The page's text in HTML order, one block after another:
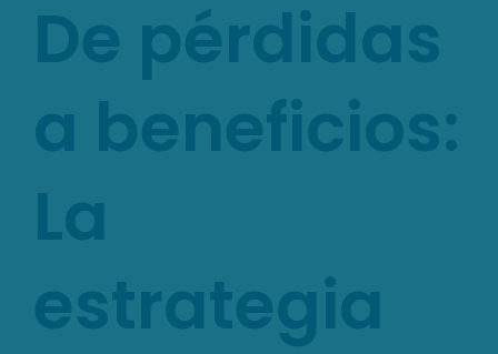
De pérdidas
a beneficios:
La
estrategia